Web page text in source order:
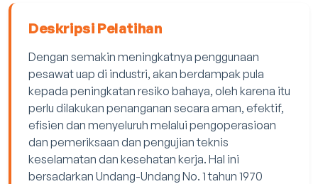
Deskripsi Pelatihan
Dengan semakin meningkatnya penggunaan
pesawat uap di industri, akan berdampak pula
kepada peningkatan resiko bahaya, oleh karena itu
perlu dilakukan penanganan secara aman, efektif,
efisien dan menyeluruh melalui pengoperasioan
dan pemeriksaan dan pengujian teknis
keselamatan dan kesehatan kerja. Hal ini
bersadarkan Undang-Undang No. 1 tahun 1970